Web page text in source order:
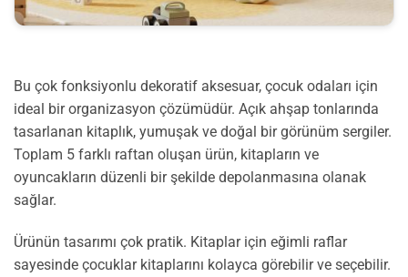
Bu çok fonksiyonlu dekoratif aksesuar, çocuk odaları için
ideal bir organizasyon çözümüdür. Açık ahşap tonlarında
tasarlanan kitaplık, yumuşak ve doğal bir görünüm sergiler.
Toplam 5 farklı raftan oluşan ürün, kitapların ve
oyuncakların düzenli bir şekilde depolanmasına olanak
sağlar.
Ürünün tasarımı çok pratik. Kitaplar için eğimli raflar
sayesinde çocuklar kitaplarını kolayca görebilir ve seçebilir.